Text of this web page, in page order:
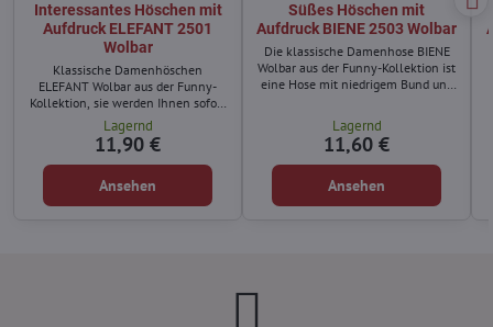
Interessantes Höschen mit
Aufdruck ELEFANT 2501
Wolbar
Klassische Damenhöschen
ELEFANT Wolbar aus der Funny-
Kollektion, sie werden Ihnen sofort
gefallen.
Lagernd
11,90 €
Ansehen
Süßes Höschen mit
Aufdruck BIENE 2503 Wolbar
Die klassische Damenhose BIENE
Wolbar aus der Funny-Kollektion ist
eine Hose mit niedrigem Bund und
Lagernd
11,60 €
Ansehen